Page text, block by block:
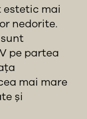
estetic mai
nedorite.
pe partea
mai mare
și